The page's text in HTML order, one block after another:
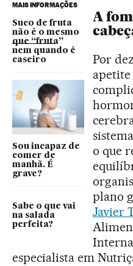
MAIS INFORMAÇÕES
Suco de fruta
não é o mesmo
que “fruta”
nem quando é
caseiro
Sou incapaz de
comer de
manhã. É
grave?
Sabe o que vai
na salada
perfeita?
A
Por
o que
plano
Javier
especialista em